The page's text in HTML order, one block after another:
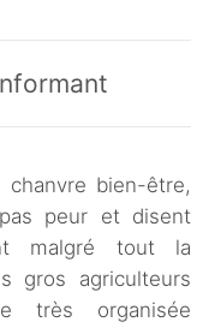
bien-être,
pas peur et disent
malgré tout la
gros agriculteurs
très organisée